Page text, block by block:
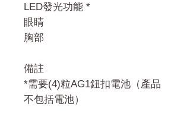
LED發光功能 *
眼睛
胸部
備註
*需要(4)粒AG1鈕扣電池（產品
不包括電池）